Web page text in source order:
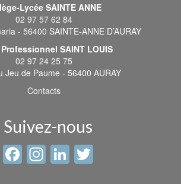
Lycée SAINTE ANNE
02 97 57 62 84
- 56400 SAINTE-ANNE D’AURAY
SAINT LOUIS
02 97 24 25 75
Jeu de Paume - 56400 AURAY
Contacts
Suivez-nous
Facebook
Instagram
LinkedIn